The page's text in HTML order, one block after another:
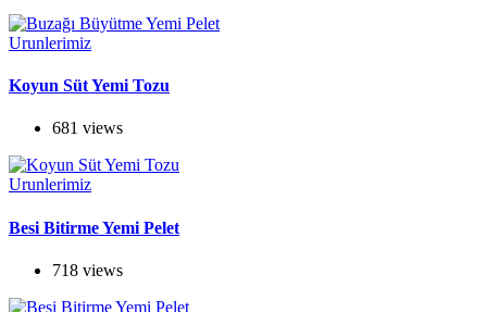
Urunlerimiz
Koyun Süt Yemi Tozu
681 views
Urunlerimiz
Besi Bitirme Yemi Pelet
718 views